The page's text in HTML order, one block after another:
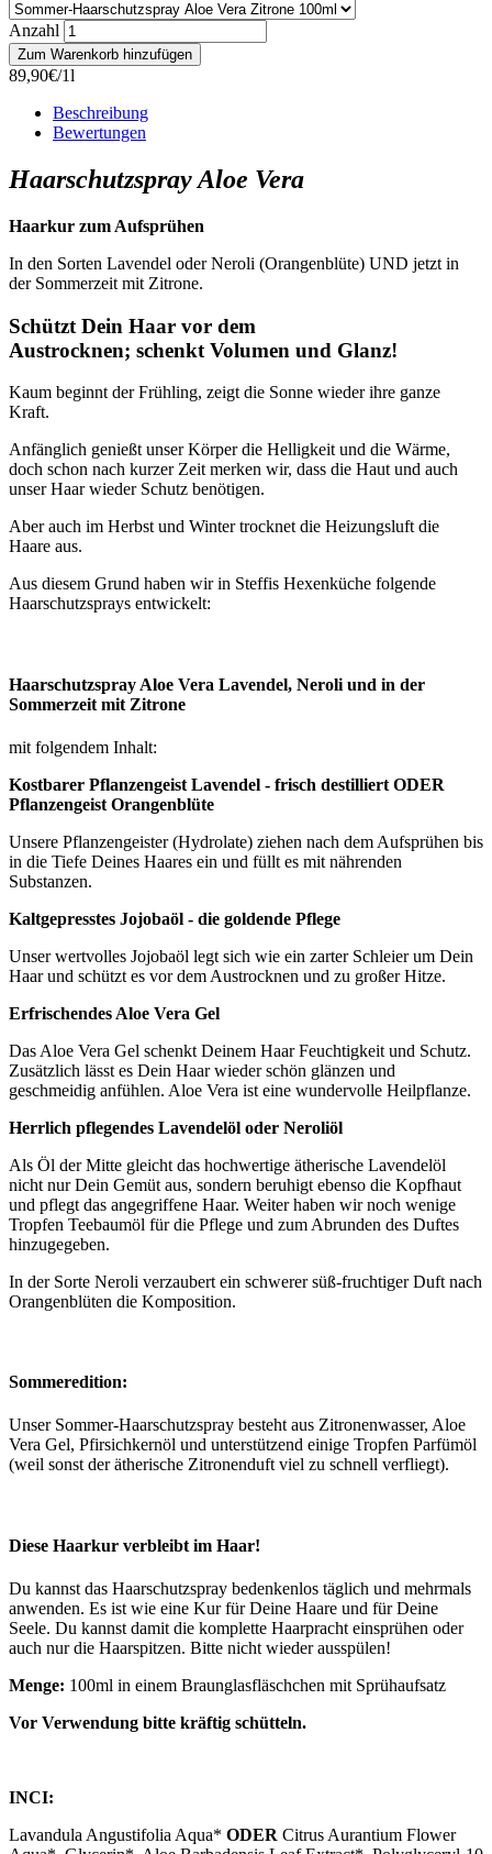
Anzahl
89,90€/1l
Beschreibung
Bewertungen
Haarschutzspray Aloe Vera
Haarkur zum Aufsprühen
In den Sorten Lavendel oder Neroli (Orangenblüte) UND jetzt in
der Sommerzeit mit Zitrone.
Schützt Dein Haar vor dem
Austrocknen; schenkt Volumen und Glanz!
Kaum beginnt der Frühling, zeigt die Sonne wieder ihre ganze
Kraft.
Anfänglich genießt unser Körper die Helligkeit und die Wärme,
doch schon nach kurzer Zeit merken wir, dass die Haut und auch
unser Haar wieder Schutz benötigen.
Aber auch im Herbst und Winter trocknet die Heizungsluft die
Haare aus.
Aus diesem Grund haben wir in Steffis Hexenküche folgende
Haarschutzsprays entwickelt:
Haarschutzspray Aloe Vera Lavendel, Neroli und in der
Sommerzeit mit Zitrone
mit folgendem Inhalt:
Kostbarer Pflanzengeist Lavendel - frisch destilliert ODER
Pflanzengeist Orangenblüte
Unsere Pflanzengeister (Hydrolate) ziehen nach dem Aufsprühen bis
in die Tiefe Deines Haares ein und füllt es mit nährenden
Substanzen.
Kaltgepresstes Jojobaöl - die goldende Pflege
Unser wertvolles Jojobaöl legt sich wie ein zarter Schleier um Dein
Haar und schützt es vor dem Austrocknen und zu großer Hitze.
Erfrischendes Aloe Vera Gel
Das Aloe Vera Gel schenkt Deinem Haar Feuchtigkeit und Schutz.
Zusätzlich lässt es Dein Haar wieder schön glänzen und
geschmeidig anfühlen. Aloe Vera ist eine wundervolle Heilpflanze.
Herrlich pflegendes Lavendelöl oder Neroliöl
Als Öl der Mitte gleicht das hochwertige ätherische Lavendelöl
nicht nur Dein Gemüt aus, sondern beruhigt ebenso die Kopfhaut
und pflegt das angegriffene Haar. Weiter haben wir noch wenige
Tropfen Teebaumöl für die Pflege und zum Abrunden des Duftes
hinzugegeben.
In der Sorte Neroli verzaubert ein schwerer süß-fruchtiger Duft nach
Orangenblüten die Komposition.
Sommeredition:
Unser Sommer-Haarschutzspray besteht aus Zitronenwasser, Aloe
Vera Gel, Pfirsichkernöl und unterstützend einige Tropfen Parfümöl
(weil sonst der ätherische Zitronenduft viel zu schnell verfliegt).
Diese Haarkur verbleibt im Haar!
Du kannst das Haarschutzspray bedenkenlos täglich und mehrmals
anwenden. Es ist wie eine Kur für Deine Haare und für Deine
Seele. Du kannst damit die komplette Haarpracht einsprühen oder
auch nur die Haarspitzen. Bitte nicht wieder ausspülen!
Menge: 100ml in einem Braunglasfläschchen mit Sprühaufsatz
Vor Verwendung bitte kräftig schütteln.
INCI:
Lavandula Angustifolia Aqua* ODER Citrus Aurantium Flower